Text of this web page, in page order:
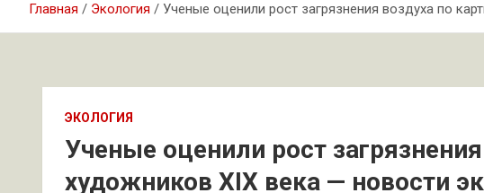
Главная Экология Ученые оценили рост загрязнения воздуха по
ЭКОЛОГИЯ
Ученые оценили рост
художников XIX века — новости